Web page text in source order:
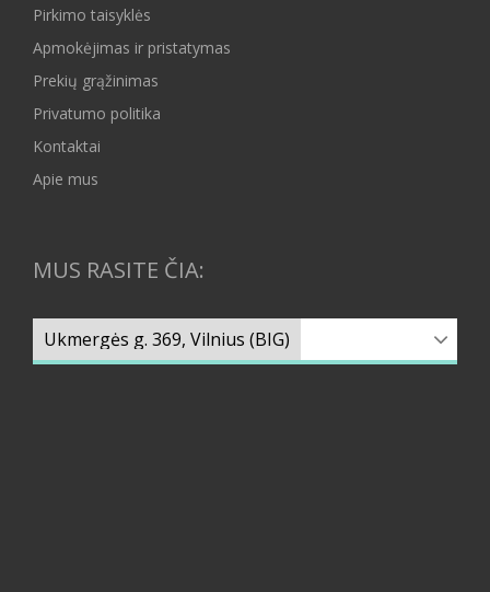
Pirkimo taisyklės
Apmokėjimas ir pristatymas
Prekių grąžinimas
Privatumo politika
Kontaktai
Apie mus
MUS RASITE ČIA: